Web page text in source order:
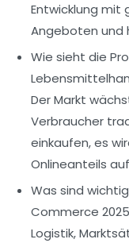
Entwicklung mit
Angeboten und
Wie sieht die
Der Markt
Verbraucher
einkaufen, es
Onlineanteils
Was sind
Commerce
Logistik,